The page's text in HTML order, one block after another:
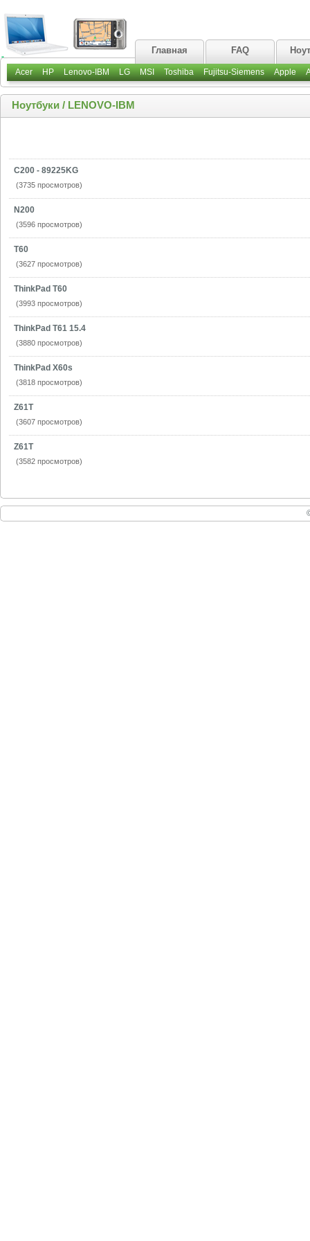
Главная FAQ
Acer HP Lenovo-IBM LG MSI Toshiba Fujitsu-Siemens Apple
Ноутбуки / LENOVO-IBM
C200 - 89225KG
(3735 просмотров)
N200
(3596 просмотров)
T60
(3627 просмотров)
ThinkPad T60
(3993 просмотров)
ThinkPad T61 15.4
(3880 просмотров)
ThinkPad X60s
(3818 просмотров)
Z61T
(3607 просмотров)
Z61T
(3582 просмотров)